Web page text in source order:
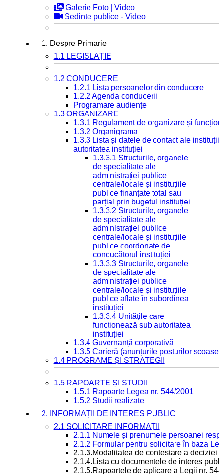
Galerie Foto | Video
Sedinte publice - Video
1. Despre Primarie
1.1 LEGISLAȚIE
1.2 CONDUCERE
1.2.1 Lista persoanelor din conducere
1.2.2 Agenda conducerii
Programare audiențe
1.3 ORGANIZARE
1.3.1 Regulament de organizare și
1.3.2 Organigrama
1.3.3 Lista și datele de contact ale
autoritatea instituției
1.3.3.1 Structurile, organele
de specialitate ale
administrației publice
centrale/locale și instituțiile
publice finanțate total sau
parțial prin bugetul instituției
1.3.3.2 Structurile, organele
de specialitate ale
administrației publice
centrale/locale și instituțiile
publice coordonate de
conducătorul instituției
1.3.3.3 Structurile, organele
de specialitate ale
administrației publice
centrale/locale și instituțiile
publice aflate în subordinea
instituției
1.3.3.4 Unitățile care
funcționează sub autoritatea
instituției
1.3.4 Guvernanță corporativă
1.3.5 Carieră (anunțurile posturilor
1.4 PROGRAME ȘI STRATEGII
1.5 RAPOARTE ȘI STUDII
1.5.1 Rapoarte Legea nr. 544/2001
1.5.2 Studii realizate
2. INFORMAȚII DE INTERES PUBLIC
2.1 SOLICITARE INFORMAȚII
2.1.1 Numele și prenumele persoanei
2.1.2 Formular pentru solicitare în baza
2.1.3.Modalitatea de contestare a
2.1.4.Lista cu documentele de interes
2.1.5.Rapoartele de aplicare a Legii nr.